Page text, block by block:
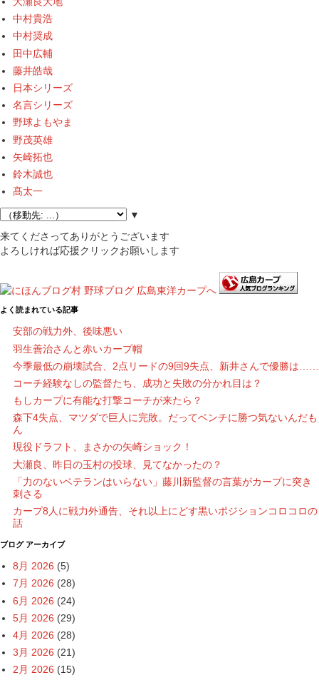
中村貴浩
中村奨成
田中広輔
藤井皓哉
日本シリーズ
名言シリーズ
野球よもやま
野茂英雄
矢崎拓也
鈴木誠也
髙太一
▼
来てくださってありがとうございます
よろしければ応援クリックお願いします
よく読まれている記事
安部の戦力外、後味悪い
羽生善治さんと赤いカープ帽
今季最低の崩壊試合、2点リードの9回9失点、新井さんで優勝は……
コーチ経験なしの監督たち、成功と失敗の分かれ目は？
もしカープに有能な打撃コーチが来たら？
森下4失点、マツダで巨人に完敗。だってベンチに勝つ気ないんだも
ん
現役ドラフト、まさかの矢崎ショック！
大瀬良、昨日の玉村の投球、見てなかったの？
「力のないベテランはいらない」藤川新監督の言葉がカープに突き
刺さる
カープ8人に戦力外通告、それ以上にどす黒いポジションコロコロの
話
ブログ アーカイブ
8月 2026 (5)
7月 2026 (28)
6月 2026 (24)
5月 2026 (29)
4月 2026 (28)
3月 2026 (21)
2月 2026 (15)